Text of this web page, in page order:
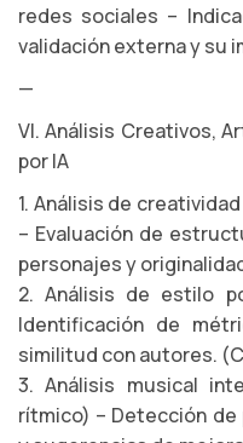
redes sociales –
validación externa y su
—
VI. Análisis Creativos,
por IA
1. Análisis de
– Evaluación de
personajes y
2. Análisis de estilo
Identificación de
similitud con autores.
3. Análisis musical
rítmico) – Detección